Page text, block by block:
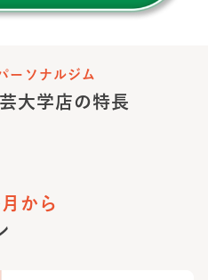
ーソナルジム
大学店の特長
から